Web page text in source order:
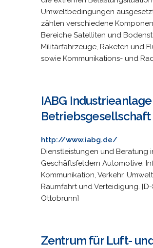
Umweltbedingungen
zählen verschiedene
Bereiche Satelliten und
Militärfahrzeuge, Raketen und
sowie Kommunikations- und
IABG
http://www.iabg.de/
Dienstleistungen und Beratung
Geschäftsfeldern Automotive,
Kommunikation, Verkehr,
Raumfahrt und Verteidigung. [D-
Ottobrunn]
Zentrum für Luft-